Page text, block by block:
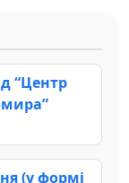
“Центр
(у формі